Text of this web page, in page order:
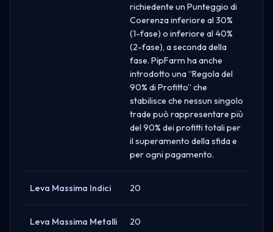
richiedente un Punteggio di
Coerenza inferiore al 30%
(1-fase) o inferiore al 40%
(2-fase), a seconda della
fase. PipFarm ha anche
introdotto una “Regola del
90% di Profitto” che
stabilisce che nessun singolo
trade può rappresentare più
del 90% dei profitti totali per
il superamento della sfida e
per ogni pagamento.
Leva Massima Indici 20
Leva Massima Metalli 20